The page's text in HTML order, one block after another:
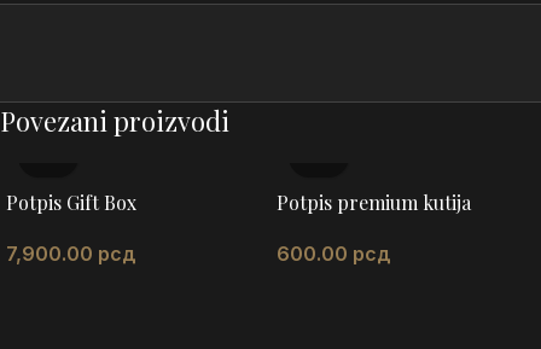
Povezani proizvodi
Potpis Gift Box
7,900.00 рсд
Potpis premium kutija
600.00 рсд